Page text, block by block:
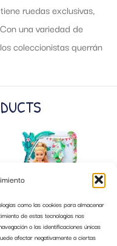
como las cookies para almacenar
de estas tecnologías nos
o las identificaciones únicas
afectar negativamente a ciertas
ruedas exclusivas,
una variedad de
coleccionistas querrán